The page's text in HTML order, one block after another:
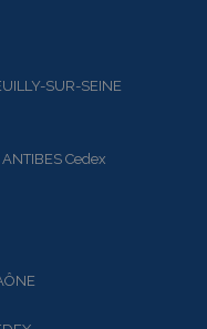
SUR-SEINE
Cedex